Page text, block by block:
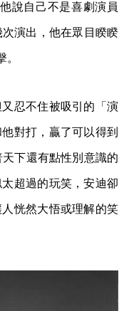
說自己不是喜劇演員
次演出，他在眾目睽睽
忍不住被吸引的「演
對打，贏了可以得到
下還有點性別意識的
超過的玩笑，安迪卻
恍然大悟或理解的笑